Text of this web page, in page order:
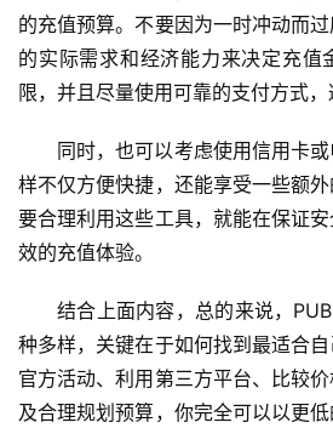
的充值预算。不要因为一时冲动而
的实际需求和经济能力来决定充值
限，并且尽量使用可靠的支付方式，
同时，也可以考虑使用信用卡
样不仅方便快捷，还能享受一些额
要合理利用这些工具，就能在保证
效的充值体验。
结合上面内容，总的来说，
种多样，关键在于如何找到最适合
官方活动、利用第三方平台、比较
及合理规划预算，你完全可以以更